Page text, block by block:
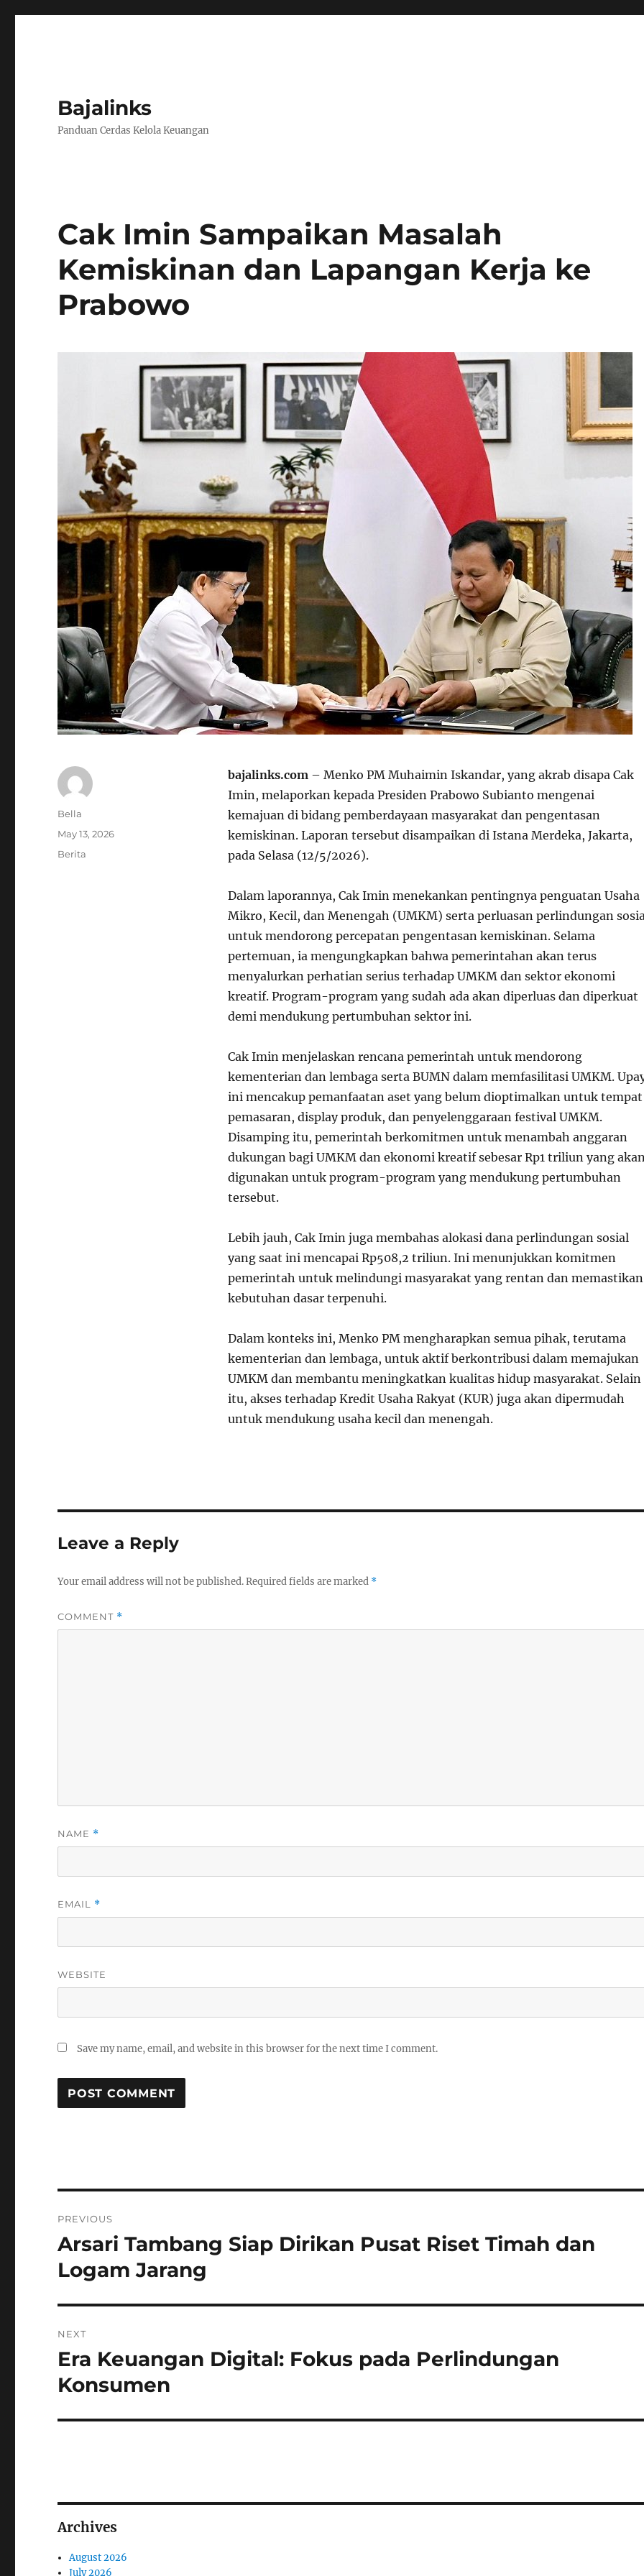
Bajalinks
Panduan Cerdas Kelola Keuangan
Cak Imin Sampaikan Masalah
Kemiskinan dan Lapangan Kerja ke
Prabowo
bajalinks.com– Menko PM Muhaimin Iskandar, yang akrab disapa Cak
Imin, melaporkan kepada Presiden Prabowo Subianto mengenai
kemajuan di bidang pemberdayaan masyarakat dan pengentasan
kemiskinan. Laporan tersebut disampaikan di Istana Merdeka, Jakarta,
pada Selasa (12/5/2026).
Dalam laporannya, Cak Imin menekankan pentingnya penguatan Usaha
Mikro, Kecil, dan Menengah (UMKM) serta perluasan perlindungan
untuk mendorong percepatan pengentasan kemiskinan. Selama
pertemuan, ia mengungkapkan bahwa pemerintahan akan terus
menyalurkan perhatian serius terhadap UMKM dan sektor ekonomi
kreatif. Program-program yang sudah ada akan diperluas dan diperkuat
demi mendukung pertumbuhan sektor ini.
Cak Imin menjelaskan rencana pemerintah untuk mendorong
kementerian dan lembaga serta BUMN dalam memfasilitasi UMKM.
ini mencakup pemanfaatan aset yang belum dioptimalkan untuk tempat
pemasaran, display produk, dan penyelenggaraan festival UMKM.
Disamping itu, pemerintah berkomitmen untuk menambah anggaran
dukungan bagi UMKM dan ekonomi kreatif sebesar Rp1 triliun yang
digunakan untuk program-program yang mendukung pertumbuhan
tersebut.
Lebih jauh, Cak Imin juga membahas alokasi dana perlindungan sosial
yang saat ini mencapai Rp508,2 triliun. Ini menunjukkan komitmen
pemerintah untuk melindungi masyarakat yang rentan dan memastikan
kebutuhan dasar terpenuhi.
Dalam konteks ini, Menko PM mengharapkan semua pihak, terutama
kementerian dan lembaga, untuk aktif berkontribusi dalam memajukan
UMKM dan membantu meningkatkan kualitas hidup masyarakat. Selain
itu, akses terhadap Kredit Usaha Rakyat (KUR) juga akan dipermudah
untuk mendukung usaha kecil dan menengah.
Author
Bella
Posted
May 13, 2026
Categories
Berita
Leave a Reply
Your email address will not be published.Required fields are marked *
COMMENT *
NAME *
EMAIL *
WEBSITE
Save my name, email, and website in this browser for the next time I comment.
navigation
PREVIOUS
Previous
post:
Arsari Tambang Siap Dirikan Pusat Riset Timah dan
Logam Jarang
NEXT
Next
post:
Era Keuangan Digital: Fokus pada Perlindungan
Konsumen
Archives
August 2026
July 2026